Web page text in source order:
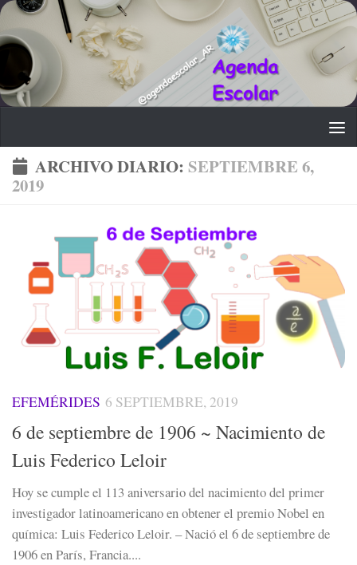
Saltar al contenido
ARCHIVO DIARIO: SEPTIEMBRE 6,
2019
EFEMÉRIDES 6 SEPTIEMBRE, 2019
6 de septiembre de 1906 ~ Nacimiento de
Luis Federico Leloir
Hoy se cumple el 113 aniversario del nacimiento del primer
investigador latinoamericano en obtener el premio Nobel en
química: Luis Federico Leloir. – Nació el 6 de septiembre de
1906 en París, Francia....